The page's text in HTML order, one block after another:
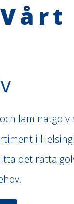
laminatgolv
i
det rätta